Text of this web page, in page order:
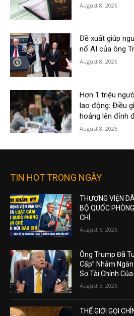
August 8, 2026
Đề xuất giúp
nổ AI của ông
August 8, 2026
Hơn 1 triệu
lao động: Điều
hoảng lên đỉnh
August 8, 2026
TIN HOT TRONG NGÀY
THƯỢNG VIỆN
BỘ QUỐC
CHÍ
August 6, 2026
Ông Trump Đã
Cấp” Nhằm
Sơ Tài Chính
August 5, 2026
THẾ GIỚI GỌI